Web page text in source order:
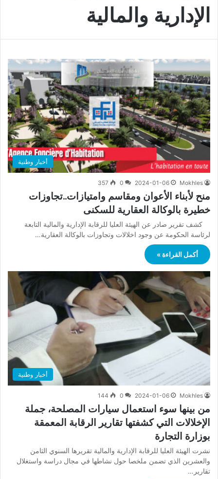
الإدارية والمالية
أخبار وطنية
Mokhles
2024-01-06
0
357
منح لأبناء الأعوان ومقاسم وامتيازات..تجاوزات
خطيرة بالوكالة العقارية للسكنى
كشف تقرير صادر عن الهيئة العليا للرقابة الإدارية والمالية التابعة
لرئاسة الحكومة عن وجود اخلالات وتجاوزات بالوكالة العقارية…
أكمل القراءة »
أخبار وطنية
Mokhles
2024-01-06
0
144
من بينها سوء استعمال سيارات المصلحة، جملة
الإخلالات التي كشفتها تقارير الرقابة المعمقة
بوزارة التجارة
نشرت الهيئة العليا للرقابة الإدارية والمالية تقريرها السنوي الثامن
والعشرين الذي تضمن ملخصا حول نشاطها في مجال دراسة واستغلال
تقارير…